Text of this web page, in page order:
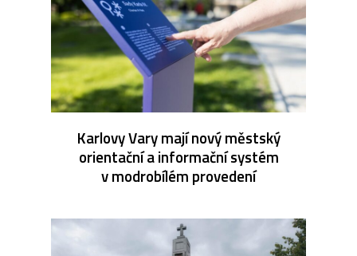
Karlovy Vary mají nový městský
orientační a informační systém
v modrobílém provedení